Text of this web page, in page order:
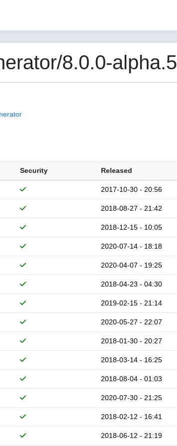
8.0.0-alpha.5
Security Released
2017-10-30 - 20:56
2018-08-27 - 21:42
2018-12-15 - 10:05
2020-07-14 - 18:18
2020-04-07 - 19:25
2018-04-23 - 04:30
2019-02-15 - 21:14
2020-05-27 - 22:07
2018-01-30 - 20:27
2018-03-14 - 16:25
2018-08-04 - 01:03
2020-07-30 - 21:25
2018-02-12 - 16:41
2018-06-12 - 21:19